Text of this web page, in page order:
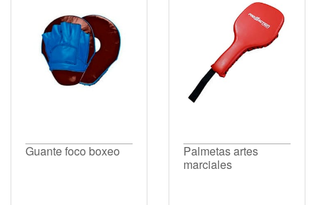
Guante foco boxeo
Palmetas artes
marciales